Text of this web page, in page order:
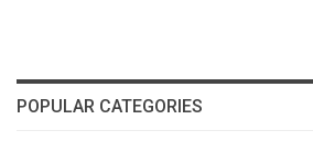
POPULAR CATEGORIES